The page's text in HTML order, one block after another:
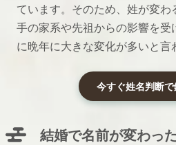
ています。そのため、姓が変
手の家系や先祖からの影響を
に晩年に大きな変化が多いと言
今すぐ姓名判断
結婚で名前が変わっ